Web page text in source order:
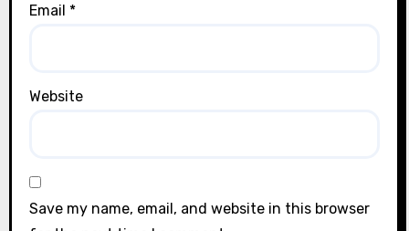
Email *
Website
Save my name, email, and website in this browser